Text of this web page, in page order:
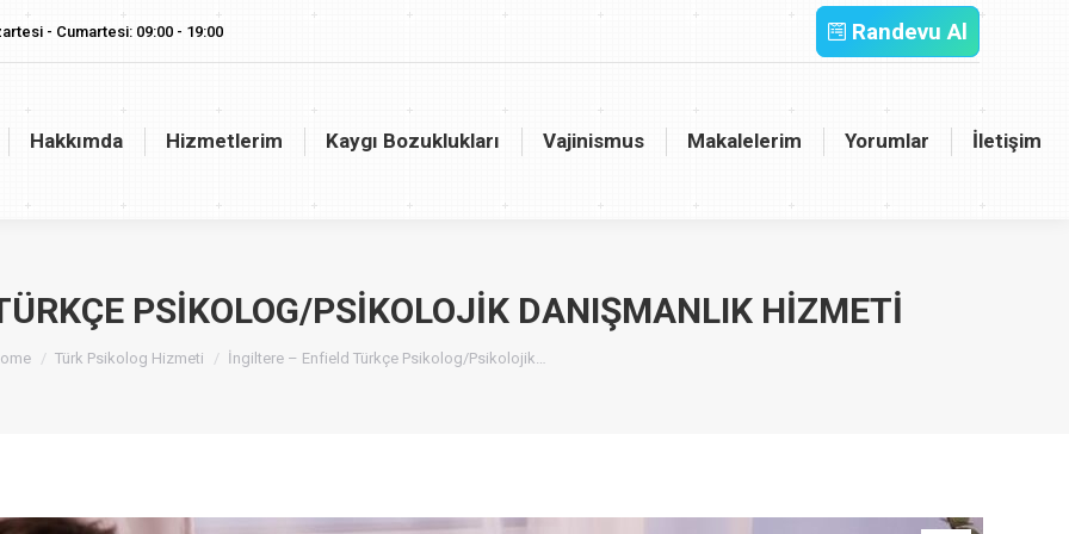
- Cumartesi: 09:00 - 19:00 Randevu Al
Hakkımda Hizmetlerim Kaygı Bozuklukları Vajinismus Makalelerim Yorumlar İletişim
PSIKOLOG/PSIKOLOJIK DANIŞMANLIK HIZMETI
are here:
Türk Psikolog Hizmeti İngiltere – Enfield Türkçe Psikolog/Psikolojik…
Yorumlar İletişim